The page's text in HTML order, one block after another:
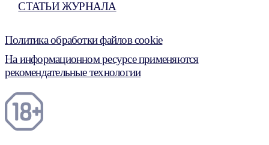
СТАТЬИ ЖУРНАЛА
Политика обработки файлов cookie
На информационном ресурсе применяются
рекомендательные технологии